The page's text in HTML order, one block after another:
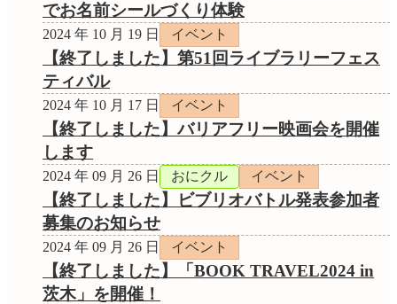
でお名前シールづくり体験
2024 年 10 月 19 日 イベント
【終了しました】第51回ライブラリーフェス
ティバル
2024 年 10 月 17 日 イベント
【終了しました】バリアフリー映画会を開催
します
2024 年 09 月 26 日 おにクル イベント
【終了しました】ビブリオバトル発表参加者
募集のお知らせ
2024 年 09 月 26 日 イベント
【終了しました】「BOOK TRAVEL2024 in
茨木」を開催！